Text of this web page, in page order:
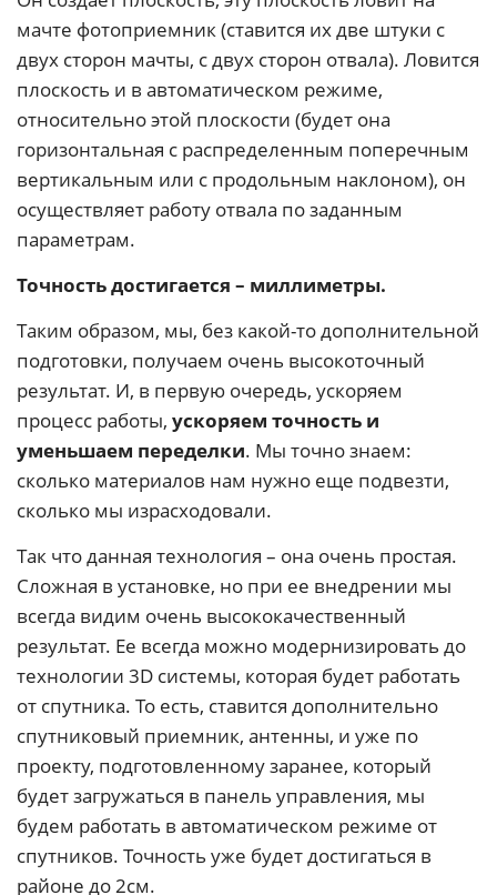
мачте фотоприемник (ставится их две штуки с
двух сторон мачты, с двух сторон отвала). Ловится
плоскость и в автоматическом режиме,
относительно этой плоскости (будет она
горизонтальная с распределенным поперечным
вертикальным или с продольным наклоном), он
осуществляет работу отвала по заданным
параметрам.
Точность достигается – миллиметры.
Таким образом, мы, без какой-то дополнительной
подготовки, получаем очень высокоточный
результат. И, в первую очередь, ускоряем
процесс работы, ускоряем точность и
уменьшаем переделки. Мы точно знаем:
сколько материалов нам нужно еще подвезти,
сколько мы израсходовали.
Так что данная технология – она очень простая.
Сложная в установке, но при ее внедрении мы
всегда видим очень высококачественный
результат. Ее всегда можно модернизировать до
технологии 3D системы, которая будет работать
от спутника. То есть, ставится дополнительно
спутниковый приемник, антенны, и уже по
проекту, подготовленному заранее, который
будет загружаться в панель управления, мы
будем работать в автоматическом режиме от
спутников. Точность уже будет достигаться в
районе до 2см.